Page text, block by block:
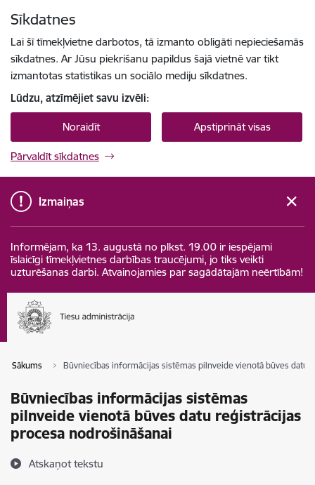
Sīkdatnes
Lai šī tīmekļvietne darbotos, tā izmanto obligāti nepieciešamās
sīkdatnes. Ar Jūsu piekrišanu papildus šajā vietnē var tikt
izmantotas statistikas un sociālo mediju sīkdatnes.
Lūdzu, atzīmējiet savu izvēli:
Noraidīt Apstiprināt visas
Pārvaldīt sīkdatnes
Izmaiņas
Informējam, ka 13. augustā no plkst. 19.00 ir iespējami
īslaicīgi tīmekļvietnes darbības traucējumi, jo tiks veikti
uzturēšanas darbi. Atvainojamies par sagādātajām neērtībām!
Sākums Būvniecības informācijas sistēmas pilnveide vienotā būves datu
Būvniecības informācijas sistēmas
pilnveide vienotā būves datu reģistrācijas
procesa nodrošināšanai
Atskaņot tekstu